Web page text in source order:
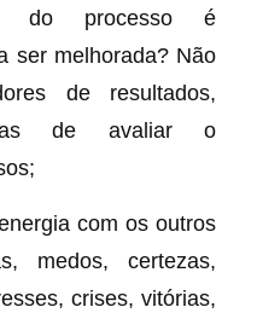
do processo é
ser melhorada? Não
de resultados,
de avaliar o
com os outros
medos, certezas,
crises, vitórias,